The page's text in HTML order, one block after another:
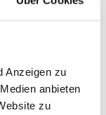
Anzeigen zu
anbieten
zu